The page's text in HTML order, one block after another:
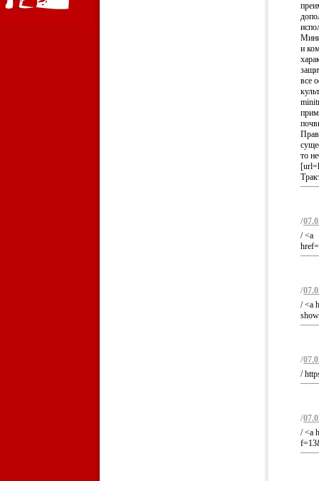
и
все
то
/
/ <a
/
/ <a
/
/
/
/ <a